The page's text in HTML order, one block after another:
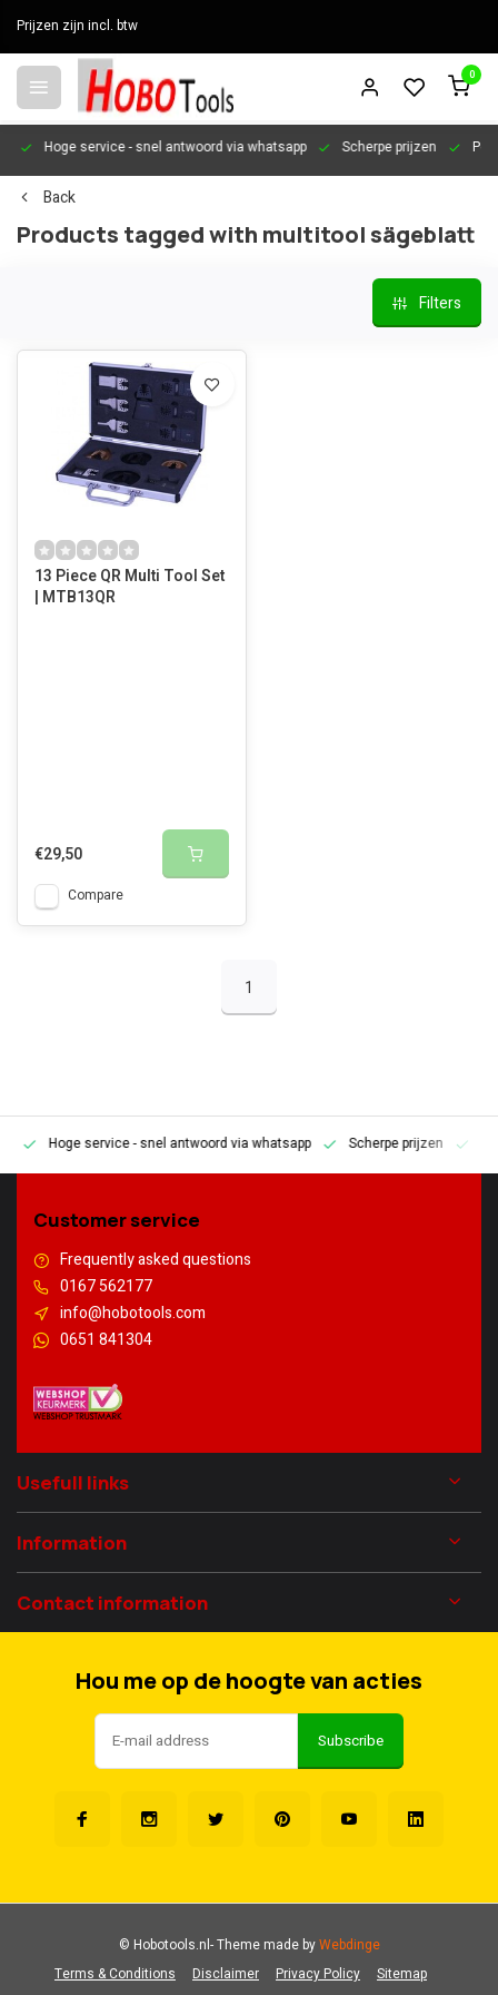
Prijzen zijn incl. btw
0
Hoge service- snel antwoord via whatsapp Scherpe prijzen
Back
Products tagged with multitool sägeblatt
Filters
13 Piece QR Multi Tool Set
| MTB13QR
€29,50
Compare
1
Hoge service- snel antwoord via whatsapp Scherpe prijzen
Customer service
Frequently asked questions
0167 562177
info@hobotools.com
0651 841304
Usefull links
Information
Contact information
Hou me op de hoogte van acties
Subscribe
Terms & Conditions Disclaimer Privacy Policy Sitemap
© Hobotools.nl- Theme made byWebdinge